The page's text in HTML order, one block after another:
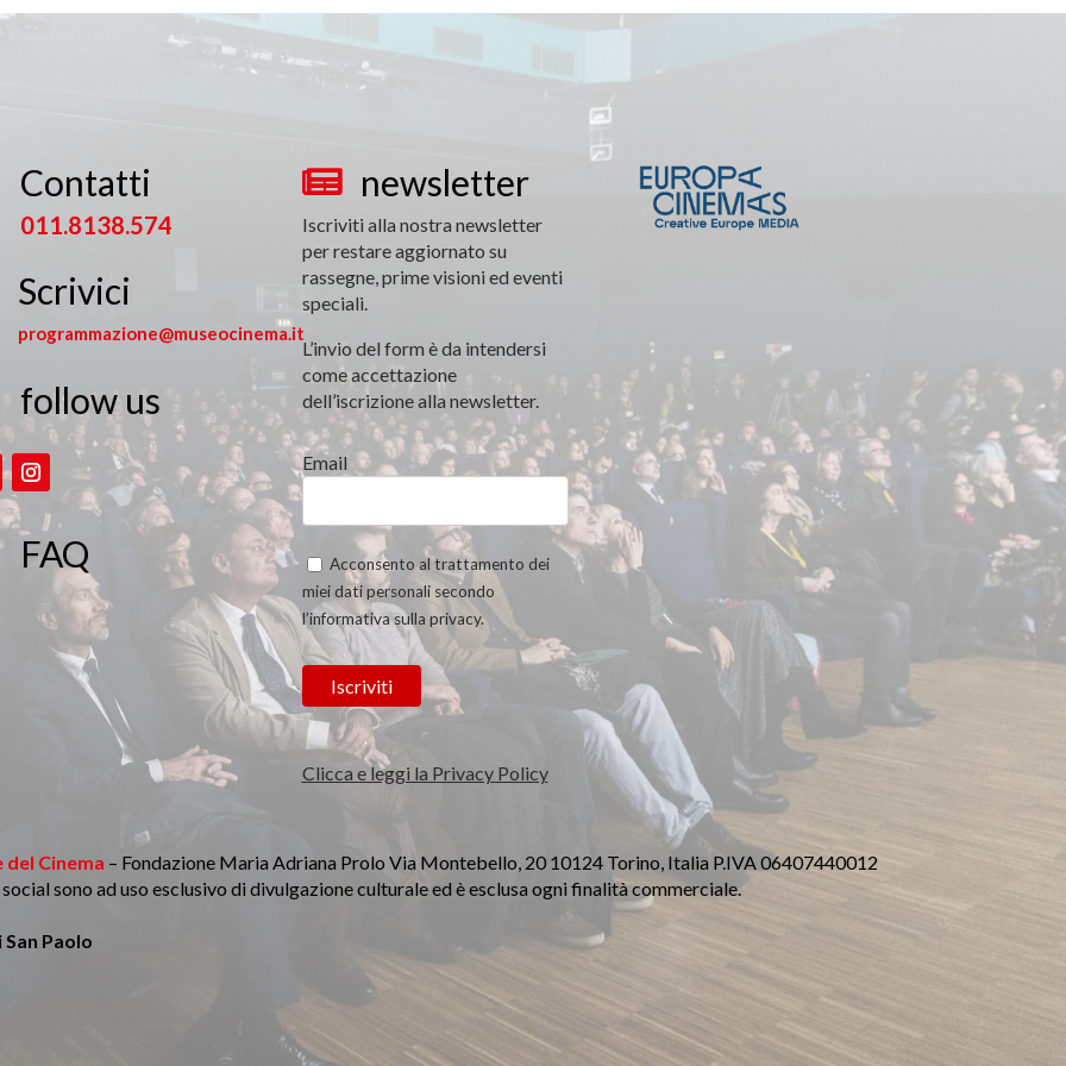
Contatti
011.8138.574
Scrivici
programmazione@museocinema.it
follow us
FAQ
 newsletter
Iscriviti alla nostra newsletter
per restare aggiornato su
rassegne, prime visioni ed eventi
speciali.
L’invio del form è da intendersi
come accettazione
dell’iscrizione alla newsletter.
Email
Acconsento al trattamento dei
miei dati personali secondo
l’informativa sulla privacy.
Clicca e leggi la Privacy Policy
del Cinema – Fondazione Maria Adriana Prolo Via Montebello, 20 10124 Torino, Italia P.IVA 06407440012
sono ad uso esclusivo di divulgazione culturale ed è esclusa ogni finalità commerciale.
Paolo